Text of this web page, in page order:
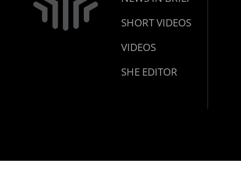
SHORT VIDEOS
VIDEOS
SHE EDITOR